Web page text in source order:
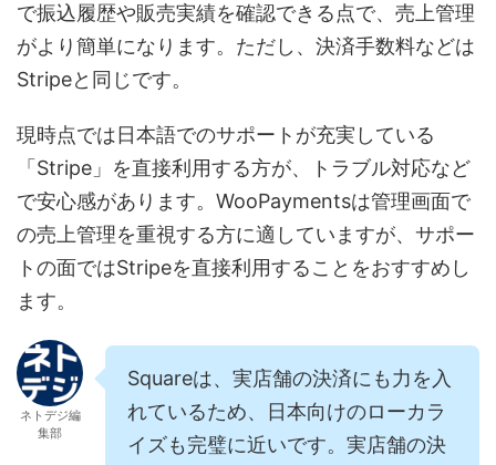
で振込履歴や販売実績を確認できる点で、売上管理
がより簡単になります。ただし、決済手数料などは
Stripeと同じです。
現時点では日本語でのサポートが充実している
「Stripe」を直接利用する方が、トラブル対応など
で安心感があります。WooPaymentsは管理画面で
の売上管理を重視する方に適していますが、サポー
トの面ではStripeを直接利用することをおすすめし
ます。
ネトデジ編
集部
Squareは、実店舗の決済にも力を入
れているため、日本向けのローカラ
イズも完璧に近いです。実店舗の決